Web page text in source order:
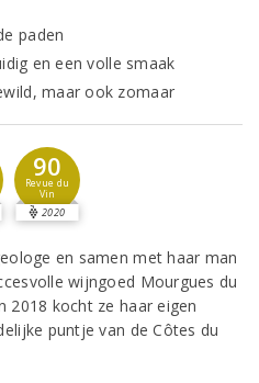
paden
en een volle smaak
maar ook zomaar
90
Revue du
Vin
2020
en samen met haar man
wijngoed Mourgues du
2018 kocht ze haar eigen
puntje van de Côtes du